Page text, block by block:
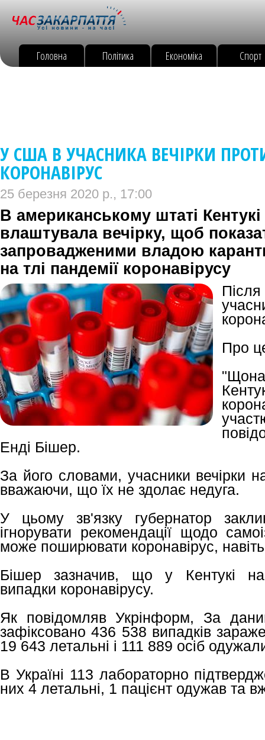
Головна Політика Економіка Спорт
У США В УЧАСНИКА ВЕЧІРКИ
КОРОНАВІРУС
25 березня 2020 р., 17:00
В американському штаті
влаштувала вечірку, щоб
запровадженими владою
на тлі пандемії коронавірусу
Про
Енді Бішер.
За його словами, учасники вечірки
вважаючи, що їх не здолає недуга.
У цьому зв'язку губернатор
ігнорувати рекомендації щодо
може поширювати коронавірус,
Бішер зазначив, що у Кентукі
випадки коронавірусу.
Як повідомляв Укрінформ, За
зафіксовано 436 538 випадків
19 643 летальні і 111 889 осіб
В Україні 113 лабораторно
них 4 летальні, 1 пацієнт одужав та